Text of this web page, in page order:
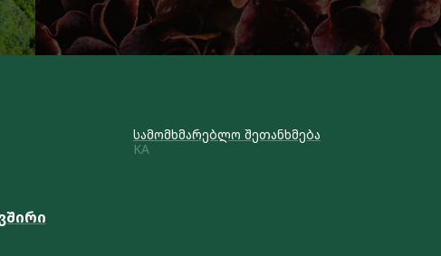
სამომხმარებლო შეთანხმება
KA